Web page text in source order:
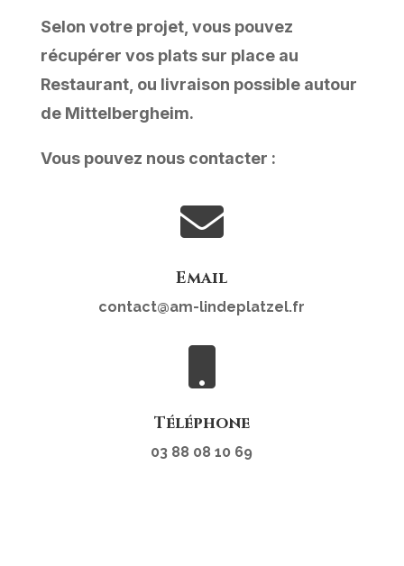
Selon votre projet, vous pouvez
récupérer vos plats sur place au
Restaurant, ou livraison possible autour
de Mittelbergheim.
Vous pouvez nous contacter :

Email
contact@am-lindeplatzel.fr
Téléphone
03 88 08 10 69